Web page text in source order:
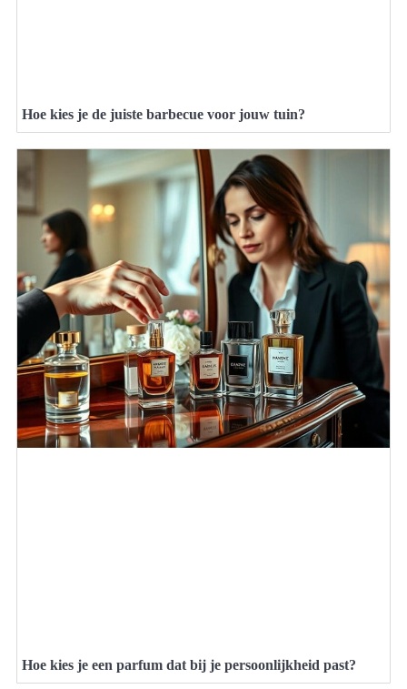
Hoe kies je de juiste barbecue voor jouw tuin?
Hoe kies je een parfum dat bij je persoonlijkheid past?